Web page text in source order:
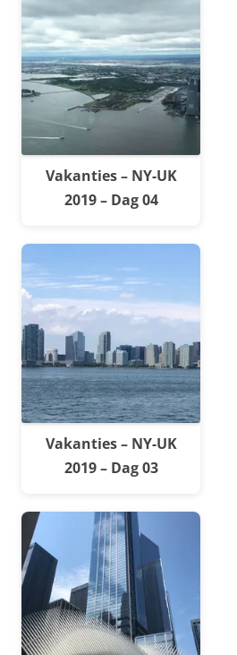
Vakanties – NY-UK
2019 – Dag 04
Vakanties – NY-UK
2019 – Dag 03